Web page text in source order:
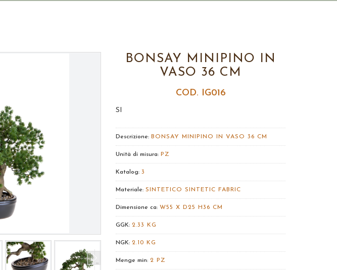
BONSAY MINIPINO IN
VASO 36 CM
COD. IG016
SI
Descrizione: BONSAY MINIPINO IN VASO 36 CM
Unità di misura: PZ
Katalog:3
Materiale:SINTETICO SINTETIC FABRIC
Dimensione ca: W55 X D25 H36 CM
GGK:2.33 KG
NGK:2.10 KG
Menge min:2 PZ